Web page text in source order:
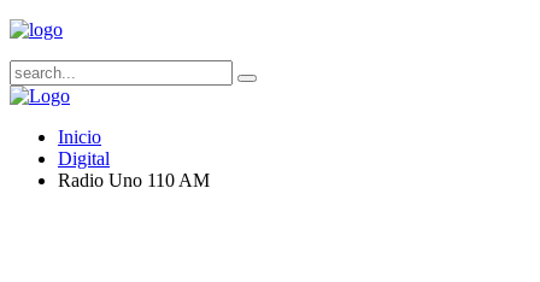
Inicio
Digital
Radio Uno 110 AM